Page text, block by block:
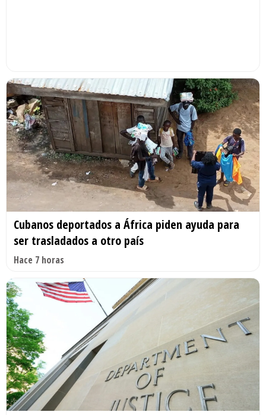
Cubanos deportados a África piden ayuda para
ser trasladados a otro país
Hace 7 horas